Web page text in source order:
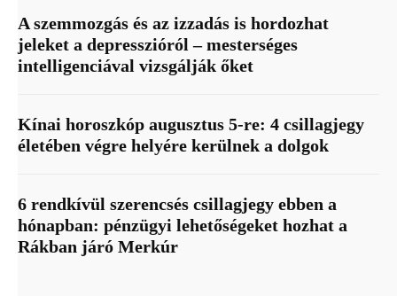
A szemmozgás és az izzadás is hordozhat
jeleket a depresszióról – mesterséges
intelligenciával vizsgálják őket
Kínai horoszkóp augusztus 5-re: 4 csillagjegy
életében végre helyére kerülnek a dolgok
6 rendkívül szerencsés csillagjegy ebben a
hónapban: pénzügyi lehetőségeket hozhat a
Rákban járó Merkúr